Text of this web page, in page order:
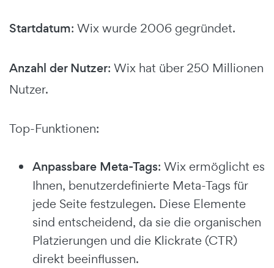
Startdatum: Wix wurde 2006 gegründet.
Anzahl der Nutzer: Wix hat über 250 Millionen
Nutzer.
Top-Funktionen:
Anpassbare Meta-Tags: Wix ermöglicht es
Ihnen, benutzerdefinierte Meta-Tags für
jede Seite festzulegen. Diese Elemente
sind entscheidend, da sie die organischen
Platzierungen und die Klickrate (CTR)
direkt beeinflussen.